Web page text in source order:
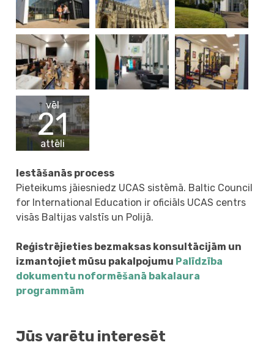
vēl
21
attēli
Iestāšanās process
Pieteikums jāiesniedz UCAS sistēmā. Baltic Council
for International Education ir oficiāls UCAS centrs
visās Baltijas valstīs un Polijā.
Reģistrējieties bezmaksas konsultācijām un
izmantojiet mūsu pakalpojumu Palīdzība
dokumentu noformēšanā bakalaura
programmām
Jūs varētu interesēt